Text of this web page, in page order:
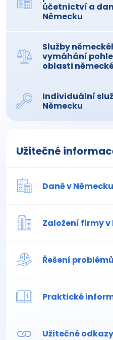
účetnictví a
Německu
Služby
vymáhání
oblasti
Individuální
Německu
Užitečné
Daně v Německu
Založení firmy v
Řešení problémů
Praktické
Užitečné odkazy